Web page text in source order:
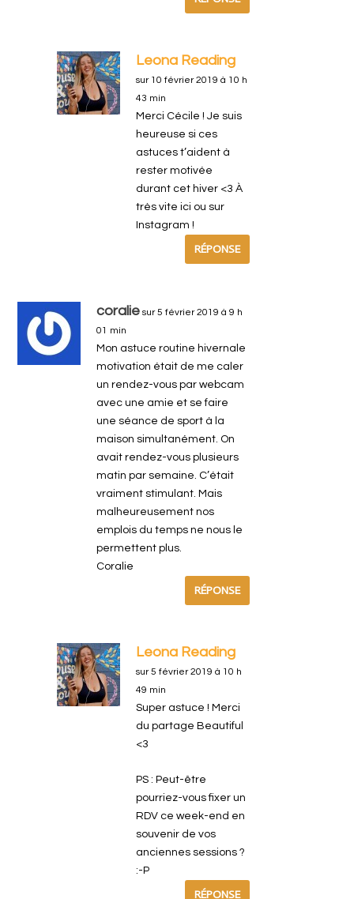
Leona Reading
sur 10 février 2019 à 10 h
43 min
Merci Cécile ! Je suis
heureuse si ces
astuces t’aident à
rester motivée
durant cet hiver <3 À
très vite ici ou sur
Instagram !
RÉPONSE
coralie sur 5 février 2019 à 9 h
01 min
Mon astuce routine hivernale
motivation était de me caler
un rendez-vous par webcam
avec une amie et se faire
une séance de sport à la
maison simultanément. On
avait rendez-vous plusieurs
matin par semaine. C’était
vraiment stimulant. Mais
malheureusement nos
emplois du temps ne nous le
permettent plus.
Coralie
RÉPONSE
Leona Reading
sur 5 février 2019 à 10 h
49 min
Super astuce ! Merci
du partage Beautiful
<3
PS : Peut-être
pourriez-vous fixer un
RDV ce week-end en
souvenir de vos
anciennes sessions ?
:-P
RÉPONSE